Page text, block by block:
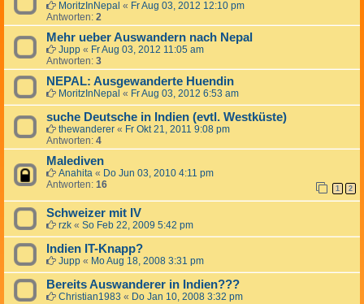
MoritzInNepal « Fr Aug 03, 2012 12:10 pm
Antworten: 2
Mehr ueber Auswandern nach Nepal
Jupp « Fr Aug 03, 2012 11:05 am
Antworten: 3
NEPAL: Ausgewanderte Huendin
MoritzInNepal « Fr Aug 03, 2012 6:53 am
suche Deutsche in Indien (evtl. Westküste)
thewanderer « Fr Okt 21, 2011 9:08 pm
Antworten: 4
Malediven
Anahita « Do Jun 03, 2010 4:11 pm
Antworten: 16 1 2
Schweizer mit IV
rzk « So Feb 22, 2009 5:42 pm
Indien IT-Knapp?
Jupp « Mo Aug 18, 2008 3:31 pm
Bereits Auswanderer in Indien???
Christian1983 « Do Jan 10, 2008 3:32 pm